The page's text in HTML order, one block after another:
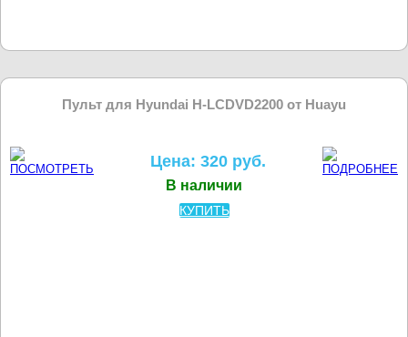
Пульт для Hyundai H-LCDVD2200 от Huayu
Цена: 320 руб.
В наличии
КУПИТЬ